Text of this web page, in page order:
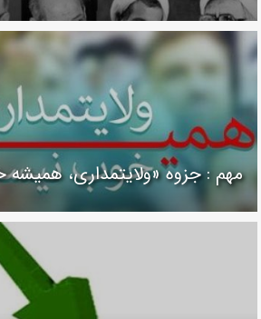
مهم : جزوه «ولایتمداری،